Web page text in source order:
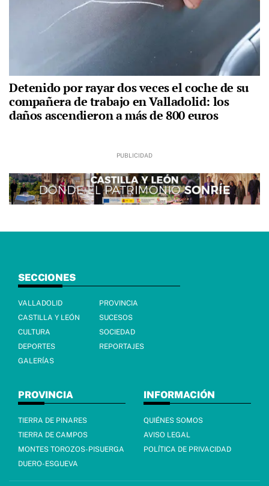
Detenido por rayar dos veces el coche de su
compañera de trabajo en Valladolid: los
daños ascendieron a más de 800 euros
SECCIONES
VALLADOLID
PROVINCIA
CASTILLA Y LEÓN
SUCESOS
CULTURA
SOCIEDAD
DEPORTES
REPORTAJES
GALERÍAS
PROVINCIA
TIERRA DE PINARES
TIERRA DE CAMPOS
MONTES TOROZOS-PISUERGA
DUERO-ESGUEVA
INFORMACIÓN
QUIÉNES SOMOS
AVISO LEGAL
POLÍTICA DE PRIVACIDAD